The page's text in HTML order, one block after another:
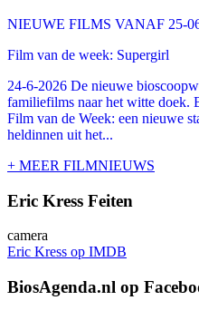
NIEUWE FILMS VANAF 25-
Film van de week: Supergirl
24-6-2026 De nieuwe
familiefilms naar het witte doek.
Film van de Week: een nieuwe
heldinnen uit het...
+ MEER FILMNIEUWS
Eric Kress Feiten
camera
Eric Kress op IMDB
BiosAgenda.nl op